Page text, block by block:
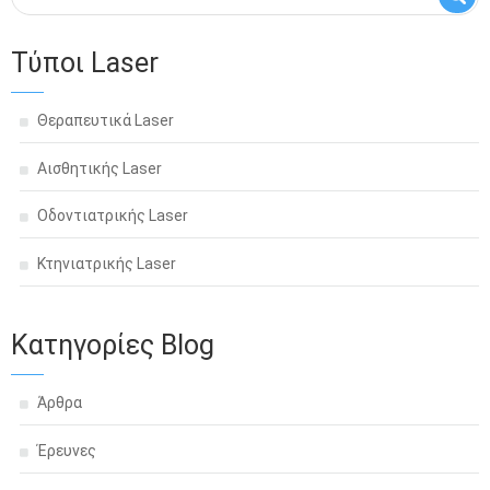
Τύποι Laser
Θεραπευτικά Laser
Αισθητικής Laser
Οδοντιατρικής Laser
Κτηνιατρικής Laser
Κατηγορίες Blog
Άρθρα
Έρευνες